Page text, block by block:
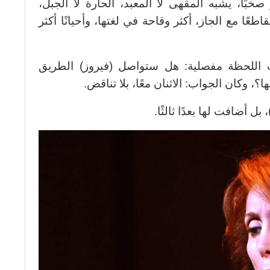
يشبه المقهى لا المعبد، الحارة لا الجبل،
مع الجاز، أكثر وقاحة في لغتها، وأحيانًا أكثر
مفصلية: هل ستواصل (فيروز) الطريق
وكان الجواب: الاثنان معًا، بلا تناقض.
أضافت لها بعدًا ثالثًا.